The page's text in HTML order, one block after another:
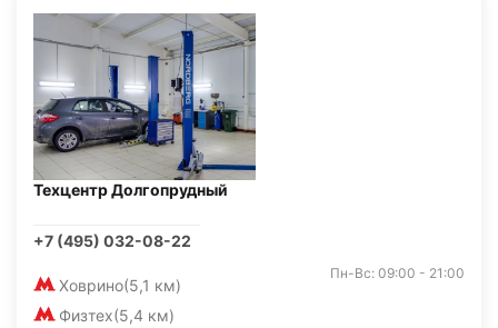
Техцентр Долгопрудный
+7 (495) 032-08-22
Ховрино(5,1 км)
Физтех(5,4 км)
Пн-Вс: 09:00 - 21:00